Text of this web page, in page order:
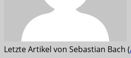
Letzte Artikel von Sebastian Bach (